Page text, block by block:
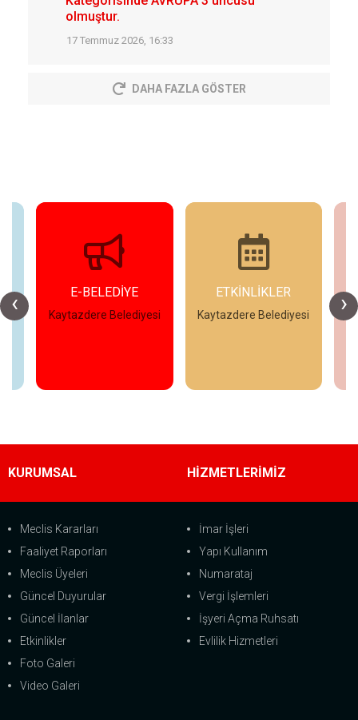
olmuştur.
17 Temmuz 2026, 16:33
DAHA FAZLA GÖSTER
‹ ›
E-BELEDİYE
Kaytazdere Belediyesi
ETKİNLİKLER
Kaytazdere Belediyesi
KURUMSAL
Meclis Kararları
Faaliyet Raporları
Meclis Üyeleri
Güncel Duyurular
Güncel İlanlar
Etkinlikler
Foto Galeri
Video Galeri
HİZMETLERİMİZ
İmar İşleri
Yapı Kullanım
Numarataj
Vergi İşlemleri
İşyeri Açma Ruhsatı
Evlilik Hizmetleri